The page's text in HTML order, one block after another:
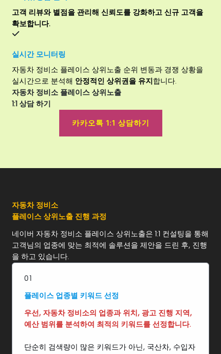
고객 리뷰와 별점을 관리해 신뢰도를 강화하고 신규 고객을
확보합니다.
실시간 모니터링
자동차 정비소 플레이스 상위노출 순위 변동과 경쟁 상황을
실시간으로 분석해 안정적인 상위권을 유지합니다.
자동차 정비소 플레이스 상위노출
1:1 상담 하기
카카오톡 1:1 상담하기
자동차 정비소
플레이스 상위노출 진행 과정
네이버 자동차 정비소 플레이스 상위노출은 1:1 컨설팅을 통해
고객님의 업종에 맞는 최적에 솔루션을 제안을 드린 후, 진행
을 하고 있습니다.
01
플레이스 업종별 키워드 선정
우선, 자동차 정비소의 업종과 위치, 광고 진행 지역,
예산 범위를 분석하여 최적의 키워드를 선정합니다.
단순히 검색량이 많은 키워드가 아닌, 국산차, 수입자